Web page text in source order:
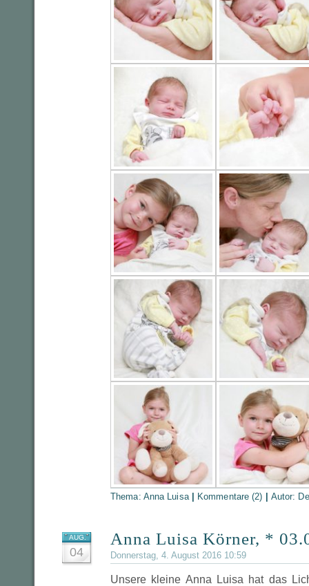
Thema: Anna Luisa | Kommentare (2) | Autor:
AUG.
04
Anna Luisa Körner, *
Donnerstag, 4. August 2016 10:59
Unsere kleine Anna Luisa hat das